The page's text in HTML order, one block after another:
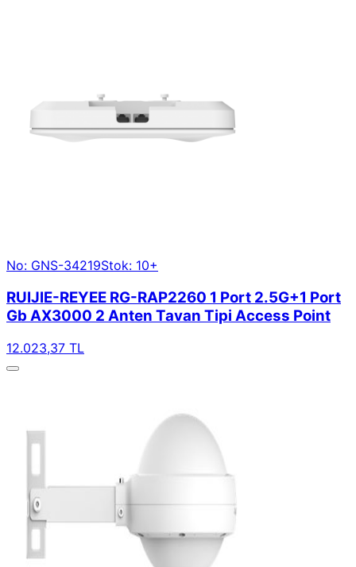
No: GNS-34219Stok: 10+
RUIJIE-REYEE RG-RAP2260 1 Port 2.5G+1 Port
Gb AX3000 2 Anten Tavan Tipi Access Point
12.023,37 TL